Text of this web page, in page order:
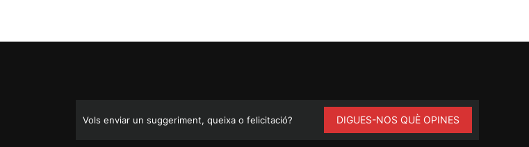
Vols enviar un suggeriment, queixa o felicitació? DIGUES-NOS QUÈ OPINES